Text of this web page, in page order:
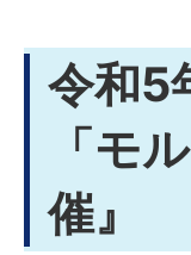
令和5
「モ
催』